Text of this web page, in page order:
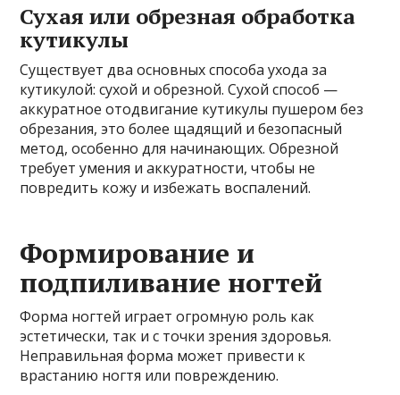
Сухая или обрезная обработка
кутикулы
Существует два основных способа ухода за
кутикулой: сухой и обрезной. Сухой способ —
аккуратное отодвигание кутикулы пушером без
обрезания, это более щадящий и безопасный
метод, особенно для начинающих. Обрезной
требует умения и аккуратности, чтобы не
повредить кожу и избежать воспалений.
Формирование и
подпиливание ногтей
Форма ногтей играет огромную роль как
эстетически, так и с точки зрения здоровья.
Неправильная форма может привести к
врастанию ногтя или повреждению.